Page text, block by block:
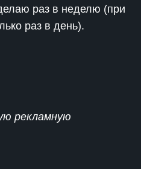
раз в неделю (при
раз в день).
рекламную